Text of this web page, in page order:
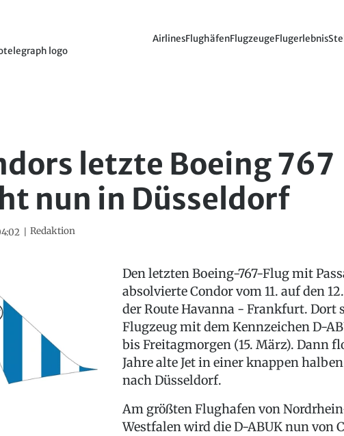
logo
AirlinesFlughäfenFlugzeugeFlugerlebnis
letzte Boeing 767
nun in Düsseldorf
Redaktion
Den letzten Boeing-767-Flug mit
absolvierte Condor vom 11. auf den
der Route Havanna - Frankfurt. Dort
Flugzeug mit dem Kennzeichen D-
bis Freitagmorgen (15. März). Dann
Jahre alte Jet in einer knappen
nach Düsseldorf.
Am größten Flughafen von
Westfalen wird die D-ABUK nun von